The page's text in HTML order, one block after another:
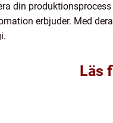
din
erbjuder. Med
Läs